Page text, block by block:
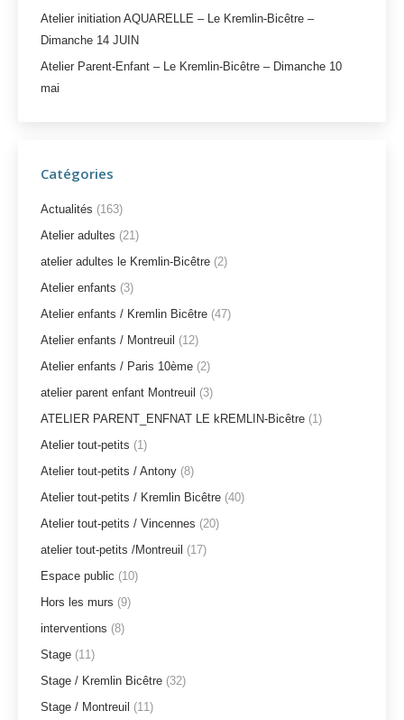
Atelier initiation AQUARELLE – Le Kremlin-Bicêtre –
Dimanche 14 JUIN
Atelier Parent-Enfant – Le Kremlin-Bicêtre – Dimanche 10
mai
Catégories
Actualités (163)
Atelier adultes (21)
atelier adultes le Kremlin-Bicêtre (2)
Atelier enfants (3)
Atelier enfants / Kremlin Bicêtre (47)
Atelier enfants / Montreuil (12)
Atelier enfants / Paris 10ème (2)
atelier parent enfant Montreuil (3)
ATELIER PARENT_ENFNAT LE kREMLIN-Bicêtre (1)
Atelier tout-petits (1)
Atelier tout-petits / Antony (8)
Atelier tout-petits / Kremlin Bicêtre (40)
Atelier tout-petits / Vincennes (20)
atelier tout-petits /Montreuil (17)
Espace public (10)
Hors les murs (9)
interventions (8)
Stage (11)
Stage / Kremlin Bicêtre (32)
Stage / Montreuil (11)